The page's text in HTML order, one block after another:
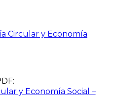
Circular y Economía
y Economía Social –